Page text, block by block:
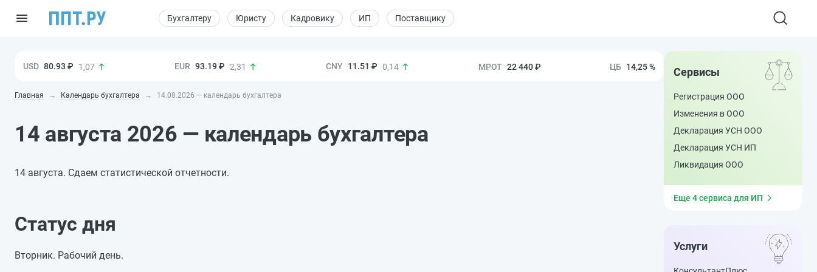
Бухгалтеру Юристу Кадровику ИП Поставщику
80.93 ₽ 1,07 93.19 ₽ 2,31 11.51 ₽ 0,14 22 440 ₽ 14,25 %
Главная Календарь бухгалтера 14.08.2026 — календарь бухгалтера
14 августа 2026 — календарь бухгалтера
14 августа. Сдаем статистической отчетности.
Статус дня
Вторник. Рабочий день.
Сервисы
Регистрация ООО
Изменения в ООО
Декларация УСН ООО
Декларация УСН ИП
Ликвидация ООО
Еще 4 сервиса для ИП
Услуги